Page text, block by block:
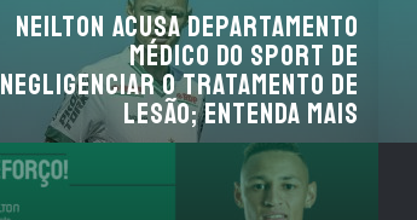
Neilton acusa departamento
médico do Sport de
negligenciar o tratamento de
lesão; entenda mais